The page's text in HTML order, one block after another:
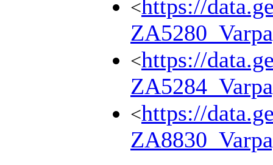
<https://
<https://
<https://